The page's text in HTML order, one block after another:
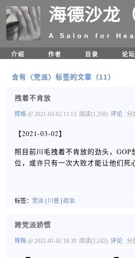
海德沙龙
A Salon for
介绍 作者 目录 论坛
含有〈党派〉标签的文章（11）
拽着不肯放
辉格 @ 2021-03-02 11:13 阅读(1,359) 评论 分
【2021-03-02】
照目前川毛拽着不肯放的劲头，
位，或许只有一次大败才能让他们
标签： 党派 川普 政治
跨党派娇惯
辉格 @ 2021-01-02 18:39 阅读(1,242) 评论 分